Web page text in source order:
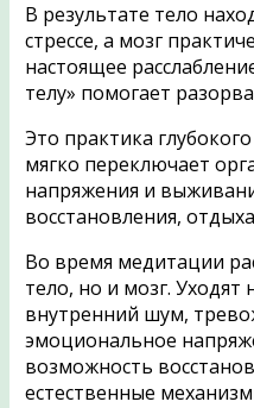
В результате тело
стрессе, а мозг
настоящее
телу» помогает
Это практика
мягко переключает
напряжения и
восстановления,
Во время медитации
тело, но и мозг. Уходят
внутренний шум,
эмоциональное
возможность
естественные